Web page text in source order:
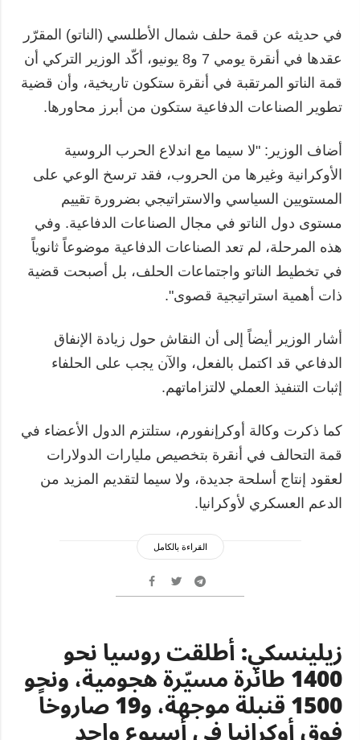
في حديثه عن قمة حلف شمال الأطلسي (الناتو) المقرّر
عقدها في أنقرة يومي 7 و8 يونيو، أكّد الوزير التركي أن
قمة الناتو المرتقبة في أنقرة ستكون تاريخية، وأن قضية
تطوير الصناعات الدفاعية ستكون من أبرز محاورها.
أضاف الوزير: "لا سيما مع اندلاع الحرب الروسية
الأوكرانية وغيرها من الحروب، فقد ترسخ الوعي على
المستويين السياسي والاستراتيجي بضرورة تقييم
مستوى دول الناتو في مجال الصناعات الدفاعية. وفي
هذه المرحلة، لم تعد الصناعات الدفاعية موضوعاً ثانوياً
في تخطيط الناتو واجتماعات الحلف، بل أصبحت قضية
ذات أهمية استراتيجية قصوى".
أشار الوزير أيضاً إلى أن النقاش حول زيادة الإنفاق
الدفاعي قد اكتمل بالفعل، والآن يجب على الحلفاء
إثبات التنفيذ العملي لالتزاماتهم.
كما ذكرت وكالة أوكرإنفورم، ستلتزم الدول الأعضاء في
قمة التحالف في أنقرة بتخصيص مليارات الدولارات
لعقود إنتاج أسلحة جديدة، ولا سيما لتقديم المزيد من
الدعم العسكري لأوكرانيا.
القراءة بالكامل
زيلينسكي: أطلقت روسيا نحو
1400 طائرة مسيّرة هجومية، ونحو
1500 قنبلة موجهة، و19 صاروخاً
فوق أوكرانيا في أسبوع واحد